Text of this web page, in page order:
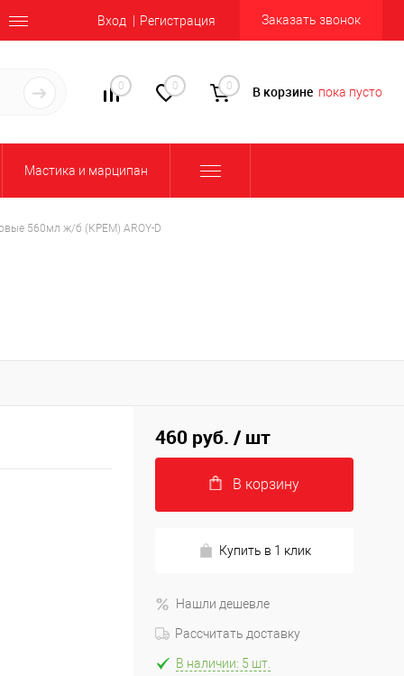
Вход Регистрация Заказать звонок
0 0 0 В корзине пока пусто
Мастика и марципан
560мл ж/б (КРЕМ) AROY-D
460 руб. / шт
В корзину
Купить в 1 клик
Нашли дешевле
Рассчитать доставку
В наличии: 5 шт.